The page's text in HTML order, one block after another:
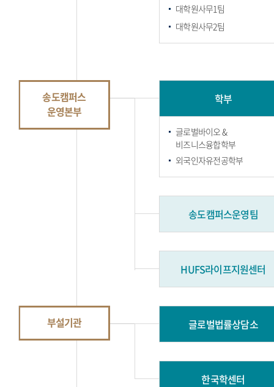
대학원사무1팀
대학원사무2팀
송도캠퍼스
운영본부
학부
글로벌바이오 &
비즈니스융합학부
외국인자유전공학부
송도캠퍼스운영팀
HUFS라이프지원센터
부설기관 글로벌법률상담소
한국학센터